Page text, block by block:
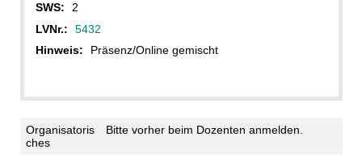
SWS:
2
LVNr.:
5432
Hinweis:
Präsenz/Online gemischt
Organisatoris
ches
Bitte vorher beim Dozenten anmelden.